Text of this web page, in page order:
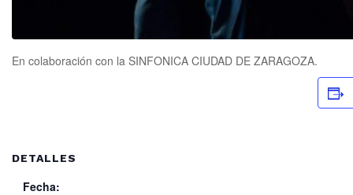
En colaboración con la SINFONICA CIUDAD DE ZARAGOZA.
DETALLES
Fecha: